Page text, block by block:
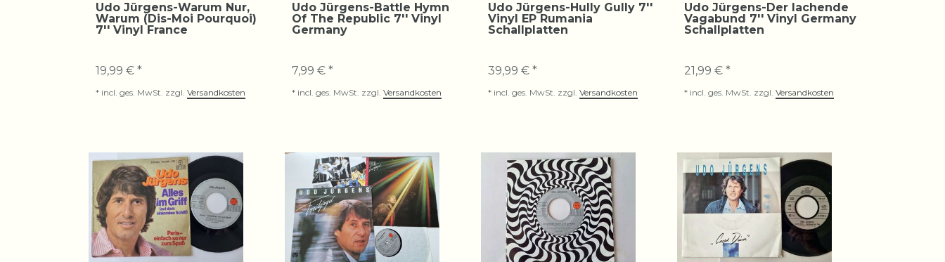
Udo Jürgens-Warum Nur,
Warum (Dis-Moi Pourquoi)
7'' Vinyl France
19,99 € *
* incl. ges. MwSt. zzgl. Versandkosten
Udo Jürgens-Battle Hymn
Of The Republic 7'' Vinyl
Germany
7,99 € *
* incl. ges. MwSt. zzgl. Versandkosten
Udo Jürgens-Hully Gully 7''
Vinyl EP Rumania
Schallplatten
39,99 € *
* incl. ges. MwSt. zzgl. Versandkosten
Udo Jürgens-Der lachende
Vagabund 7'' Vinyl Germany
Schallplatten
21,99 € *
* incl. ges. MwSt. zzgl. Versandkosten